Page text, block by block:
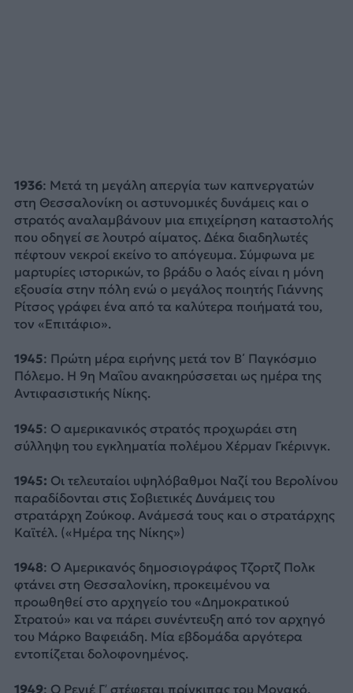
1936: Μετά τη μεγάλη απεργία των καπνεργατών
στη Θεσσαλονίκη οι αστυνομικές δυνάμεις και ο
στρατός αναλαμβάνουν μια επιχείρηση καταστολής
που οδηγεί σε λουτρό αίματος. Δέκα διαδηλωτές
πέφτουν νεκροί εκείνο το απόγευμα. Σύμφωνα με
μαρτυρίες ιστορικών, το βράδυ ο λαός είναι η μόνη
εξουσία στην πόλη ενώ ο μεγάλος ποιητής Γιάννης
Ρίτσος γράφει ένα από τα καλύτερα ποιήματά του,
τον «Επιτάφιο».
1945: Πρώτη μέρα ειρήνης μετά τον Β΄ Παγκόσμιο
Πόλεμο. Η 9η Μαΐου ανακηρύσσεται ως ημέρα της
Αντιφασιστικής Νίκης.
1945: Ο αμερικανικός στρατός προχωράει στη
σύλληψη του εγκληματία πολέμου Χέρμαν Γκέρινγκ.
1945: Οι τελευταίοι υψηλόβαθμοι Ναζί του Βερολίνου
παραδίδονται στις Σοβιετικές Δυνάμεις του
στρατάρχη Ζούκοφ. Ανάμεσά τους και ο στρατάρχης
Καϊτέλ. («Ημέρα της Νίκης»)
1948: Ο Αμερικανός δημοσιογράφος Τζορτζ Πολκ
φτάνει στη Θεσσαλονίκη, προκειμένου να
προωθηθεί στο αρχηγείο του «Δημοκρατικού
Στρατού» και να πάρει συνέντευξη από τον αρχηγό
του Μάρκο Βαφειάδη. Μία εβδομάδα αργότερα
εντοπίζεται δολοφονημένος.
1949: Ο Ρενιέ Γ’ στέφεται πρίγκιπας του Μονακό.